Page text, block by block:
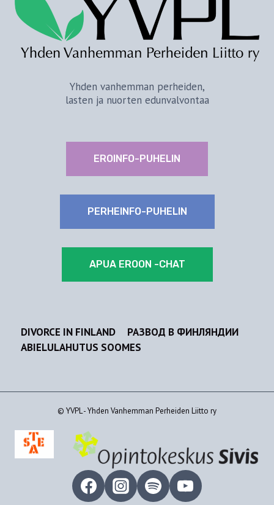
Yhden vanhemman perheiden,
lasten ja nuorten edunvalvontaa
EROINFO-PUHELIN
PERHEINFO-PUHELIN
APUA EROON -CHAT
DIVORCE IN FINLAND
РАЗВОД В ФИНЛЯНДИИ
ABIELULAHUTUS SOOMES
© YVPL - Yhden Vanhemman Perheiden Liitto ry